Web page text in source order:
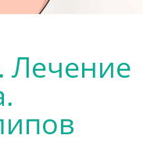
Лечение